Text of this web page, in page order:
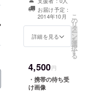
りいたします。
・「hobo
collection」オリ
ジナルミニス
テッカーを1枚お
ルマグカップを1
つお送りいたし
ます。
お届け予定：
2014年10月
詳細を見る
こ
の
リ
タ
ー
ン
を
選
択
す
る
4,500円
・携帯の待ち受
け画像